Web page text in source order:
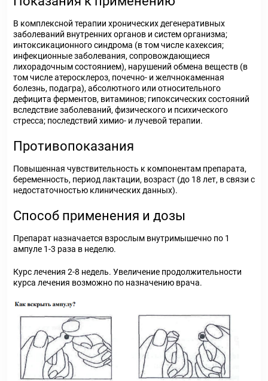
В комплексной терапии хронических дегенеративных
заболеваний внутренних органов и систем организма;
интоксикационного синдрома (в том числе кахексия;
инфекционные заболевания, сопровождающиеся
лихорадочным состоянием), нарушений обмена веществ (в
том числе атеросклероз, почечно- и желчнокаменная
болезнь, подагра), абсолютного или относительного
дефицита ферментов, витаминов; гипоксических состояний
вследствие заболеваний, физического и психического
стресса; последствий химио- и лучевой терапии.
Противопоказания
Повышенная чувствительность к компонентам препарата,
беременность, период лактации, возраст (до 18 лет, в связи с
недостаточностью клинических данных).
Способ применения и дозы
Препарат назначается взрослым внутримышечно по 1
ампуле 1-3 раза в неделю.
Курс лечения 2-8 недель. Увеличение продолжительности
курса лечения возможно по назначению врача.